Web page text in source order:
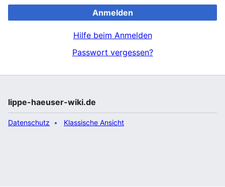
Anmelden
Hilfe beim Anmelden
Passwort vergessen?
lippe-haeuser-wiki.de
Datenschutz Klassische Ansicht